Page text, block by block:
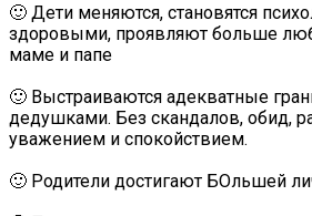
🙂 Дети меняются, становятся
здоровыми, проявляют больше
маме и папе
🙂 Выстраиваются адекватные
дедушками. Без скандалов, обид,
уважением и спокойствием.
🙂 Родители достигают БОльшей